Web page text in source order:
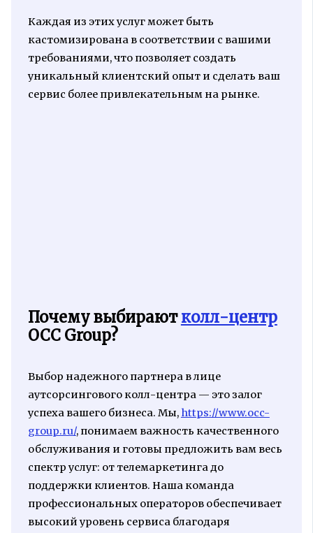
Каждая из этих услуг может быть
кастомизирована в соответствии с вашими
требованиями, что позволяет создать
уникальный клиентский опыт и сделать ваш
сервис более привлекательным на рынке.
Почему выбираютколл-центр
OCC Group?
Выбор надежного партнера в лице
аутсорсингового колл-центра — это залог
успеха вашего бизнеса. Мы, https://www.occ-
group.ru/, понимаем важность качественного
обслуживания и готовы предложить вам весь
спектр услуг: от телемаркетинга до
поддержки клиентов. Наша команда
профессиональных операторов обеспечивает
высокий уровень сервиса благодаря